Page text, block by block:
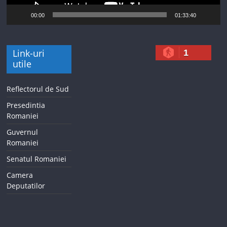
00:00 01:33:40
Link-uri
utile
Reflectorul de Sud
Presedintia
Romaniei
Guvernul
Romaniei
Senatul Romaniei
Camera
Deputatilor
1